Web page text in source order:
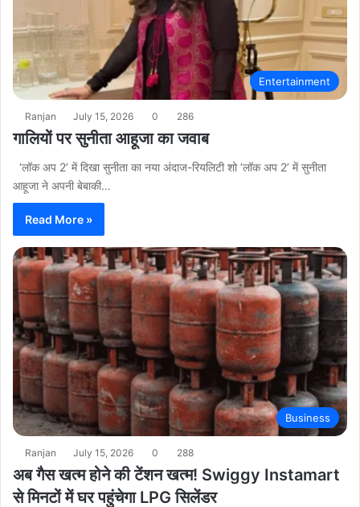
Entertainment
Ranjan July 15, 2026 0 286
गालियों पर सुनीता आहूजा का जवाब
‘लॉक अप 2’ में दिखा सुनीता का नया अंदाज-रियलिटी शो ‘लॉक अप 2’ में सुनीता
आहूजा ने अपनी बेबाकी…
Read More »
Business
Ranjan July 15, 2026 0 288
अब गैस खत्म होने की टेंशन खत्म! Swiggy Instamart
से मिनटों में घर पहुंचेगा LPG सिलेंडर